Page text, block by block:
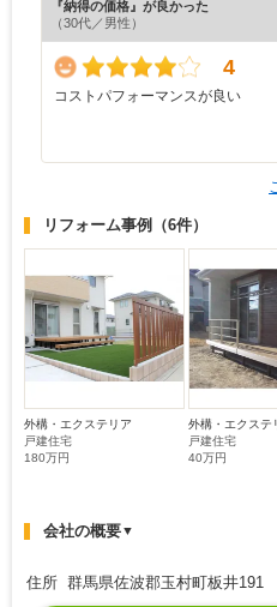
『納得の価格』が良かった
（30代／男性）
4
コストパフォーマンスが良い
リフォーム事例 （6件）
外構・エクステリア
戸建住宅
180万円
外構・エクステ
戸建住宅
40万円
会社の概要▼
住所 群馬県佐波郡玉村町板井191